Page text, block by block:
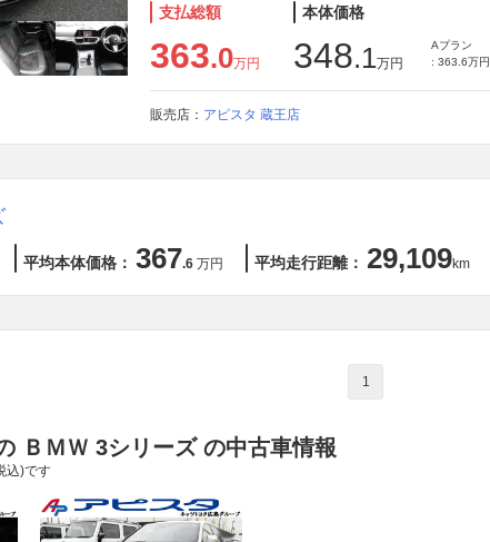
支払総額
363.0万円
本体価格
348.1万円
Aプラン
: 363.6万円
販売店： アピスタ 蔵王店
平均本体価格： 367.6 万円 平均走行距離： 29,109km
1
ＢＭＷ 3シリーズ の中古車情報
込)です